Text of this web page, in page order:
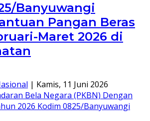
Banyuwangi
Pangan Beras
Maret 2026 di
| Kamis, 11 Juni 2026